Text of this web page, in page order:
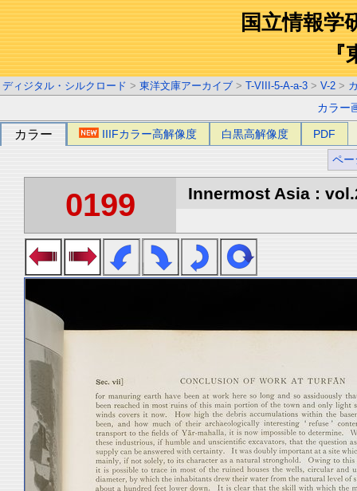
国立情報学
『
ディジタル・シルクロード > 東洋文庫アーカイブ > T-VIII-5-A-a-3 > V-2 >
カラー
カラー IIIFカラー高解像度 白黒高解像度 PDF
ペー
0199 Innermost Asia :